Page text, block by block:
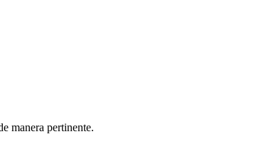
manera pertinente.